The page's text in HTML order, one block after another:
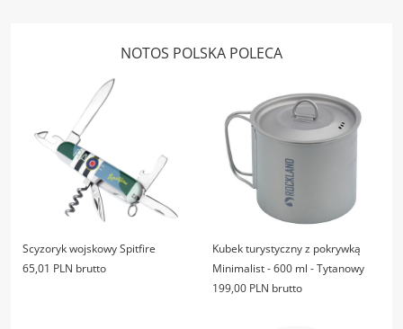
NOTOS POLSKA POLECA
Scyzoryk wojskowy Spitfire
65,01 PLN brutto
Kubek turystyczny z pokrywką
Minimalist - 600 ml - Tytanowy
199,00 PLN brutto